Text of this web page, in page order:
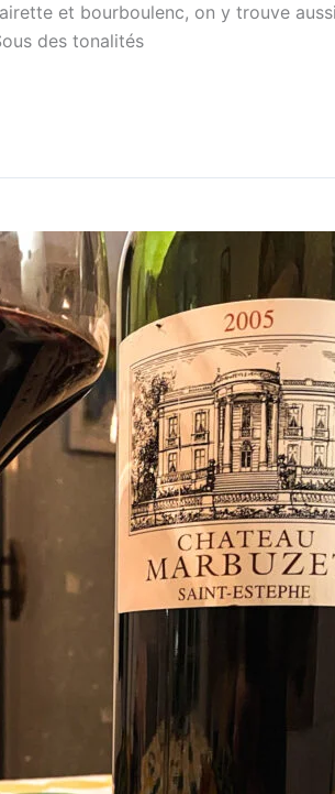
et bourboulenc, on y trouve
des tonalités